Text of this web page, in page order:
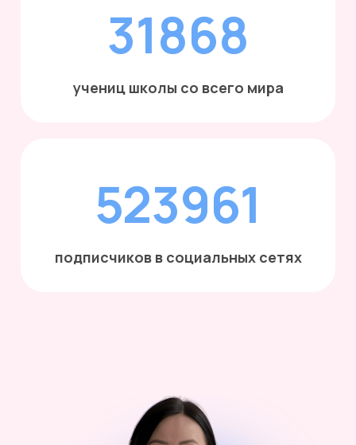
31868
учениц школы со всего мира
523961
подписчиков в социальных сетях